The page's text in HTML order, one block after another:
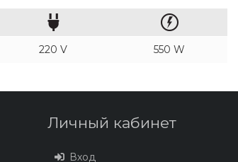
220 V 550 W
Личный кабинет
Вход